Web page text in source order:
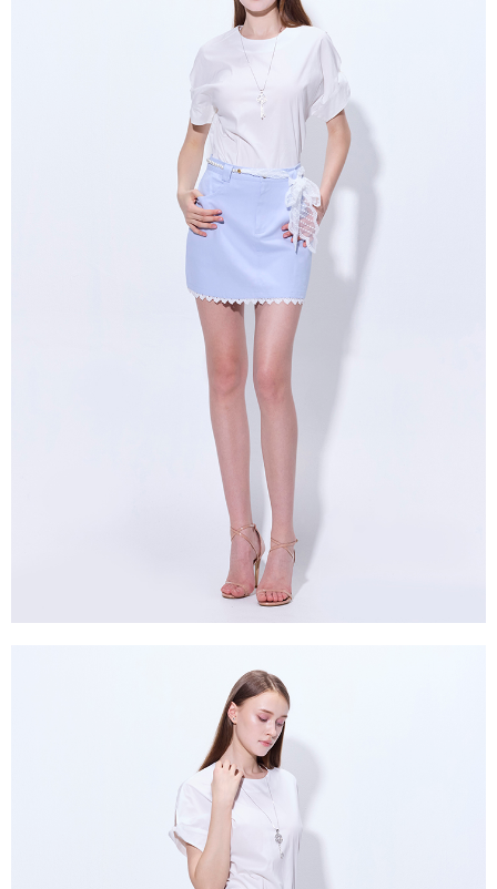
每筆NT$80，滿NT$2,000(含以上)免運費
宅配送到家-訂單滿 $2000 元即享免運服務-未滿則另收 $120 元物
每筆NT$120，滿NT$2,000(含以上)免運費